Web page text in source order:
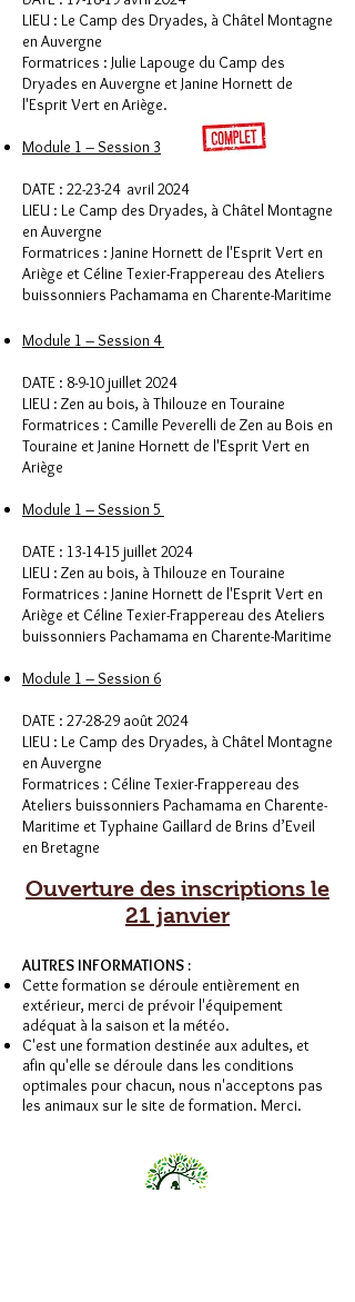
LIEU : Le Camp des Dryades, à Châtel Montagne
en Auvergne
Formatrices : Julie Lapouge du Camp des
Dryades en Auvergne et Janine Hornett de
l'Esprit Vert en Ariège.
Module 1 – Session 3
DATE : 22-23-24 avril 2024
LIEU : Le Camp des Dryades, à Châtel Montagne
en Auvergne
Formatrices : Janine Hornett de l'Esprit Vert en
Ariège et Céline Texier-Frappereau des Ateliers
buissonniers Pachamama en Charente-Maritime
Module 1 – Session 4
DATE : 8-9-10 juillet 2024
LIEU : Zen au bois, à Thilouze en Touraine
Formatrices : Camille Peverelli de Zen au Bois en
Touraine et Janine Hornett de l'Esprit Vert en
Ariège
Module 1 – Session 5
DATE : 13-14-15 juillet 2024
LIEU : Zen au bois, à Thilouze en Touraine
Formatrices : Janine Hornett de l'Esprit Vert en
Ariège et Céline Texier-Frappereau des Ateliers
buissonniers Pachamama en Charente-Maritime
Module 1 – Session 6
DATE : 27-28-29 août 2024
LIEU : Le Camp des Dryades, à Châtel Montagne
en Auvergne
Formatrices : Céline Texier-Frappereau des
Ateliers buissonniers Pachamama en Charente-
Maritime et Typhaine Gaillard de Brins d’Eveil
en Bretagne
Ouverture des inscriptions le
21 janvier
AUTRES INFORMATIONS :
Cette formation se déroule entièrement en
extérieur, merci de prévoir l'équipement
adéquat à la saison et la météo.
C'est une formation destinée aux adultes, et
afin qu'elle se déroule dans les conditions
optimales pour chacun, nous n'acceptons pas
les animaux sur le site de formation. Merci.